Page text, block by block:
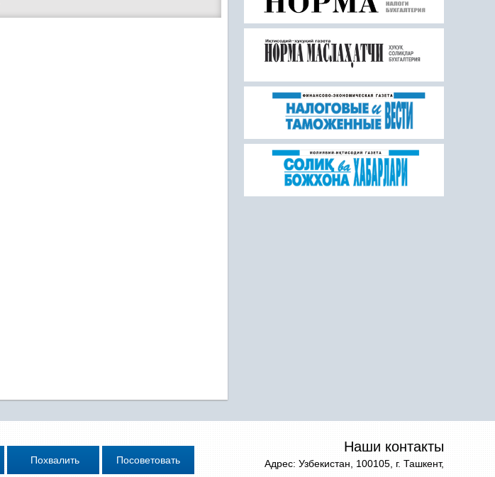
Наши контакты
Адрес: Узбекистан, 100105, г. Ташкент,